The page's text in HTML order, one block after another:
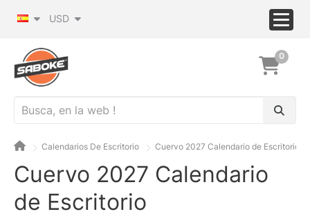
USD
0
Calendarios De Escritorio Cuervo 2027 Calendario de Escritorio
Cuervo 2027 Calendario
de Escritorio